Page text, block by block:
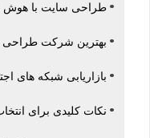
طراحی سایت با
بهترین شرکت
بازاریابی شبکه‌ های
نکات کلیدی برای